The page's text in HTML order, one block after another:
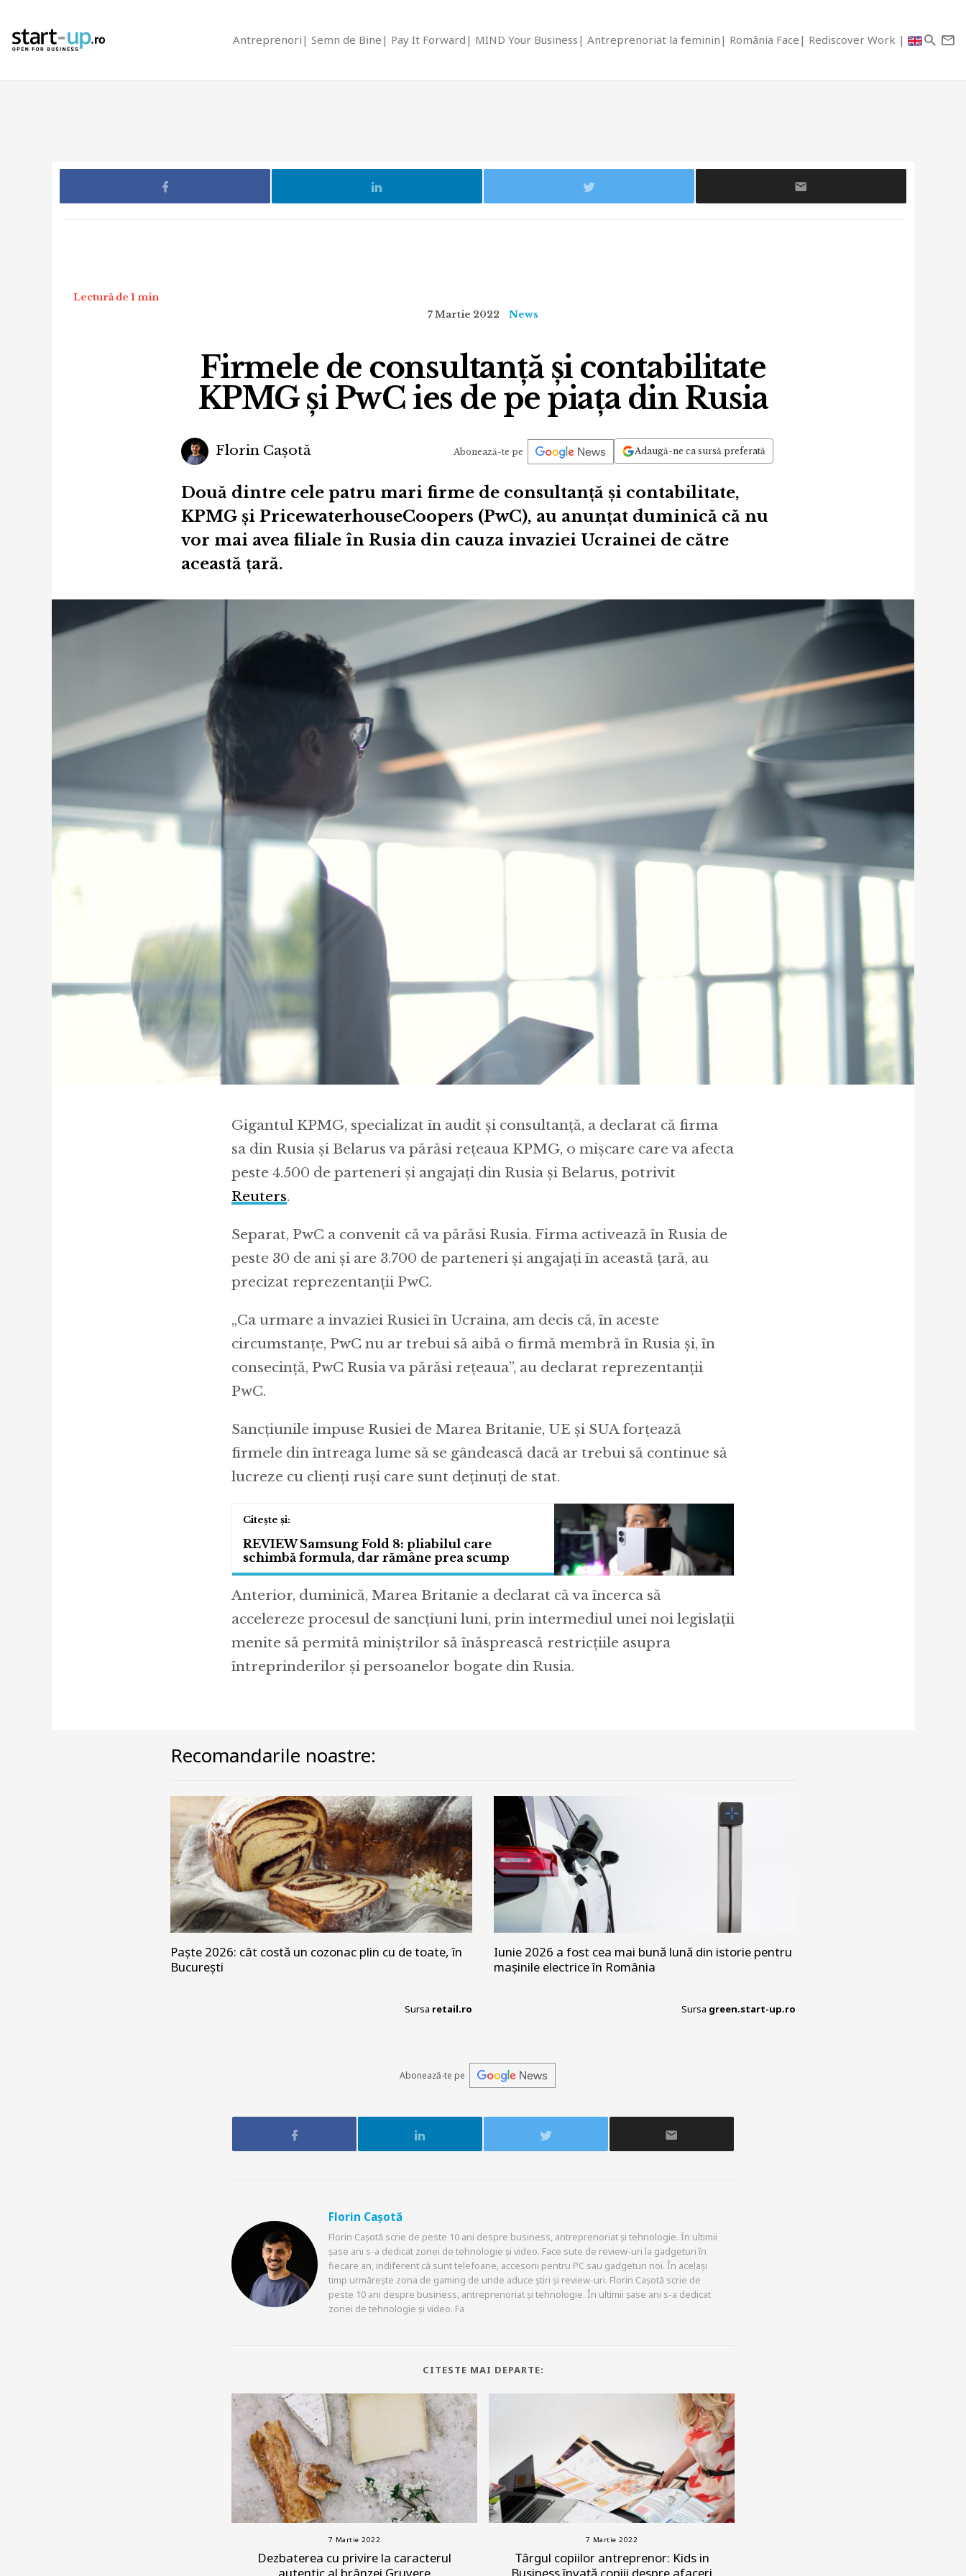
Antreprenori Semn de Bine Pay It Forward MIND Your Business Antreprenoriat la feminin România Face Rediscover Work
Lectură de 1 min
7 Martie 2022
News
Firmele de consultanță și contabilitate
KPMG și PwC ies de pe piața din Rusia
Florin Cașotă Abonează-te pe Adaugă-ne ca sursă preferată
Două dintre cele patru mari firme de consultanță și contabilitate,
KPMG și PricewaterhouseCoopers (PwC), au anunțat duminică că nu
vor mai avea filiale în Rusia din cauza invaziei Ucrainei de către
această țară.
Gigantul KPMG, specializat în audit și consultanță, a declarat că firma
sa din Rusia și Belarus va părăsi rețeaua KPMG, o mișcare care va afecta
peste 4.500 de parteneri și angajați din Rusia și Belarus, potrivit
Reuters.
Separat, PwC a convenit că va părăsi Rusia. Firma activează în Rusia de
peste 30 de ani și are 3.700 de parteneri și angajați în această țară, au
precizat reprezentanții PwC.
„Ca urmare a invaziei Rusiei în Ucraina, am decis că, în aceste
circumstanțe, PwC nu ar trebui să aibă o firmă membră în Rusia și, în
consecință, PwC Rusia va părăsi rețeaua”, au declarat reprezentanții
PwC.
Sancțiunile impuse Rusiei de Marea Britanie, UE și SUA forțează
firmele din întreaga lume să se gândească dacă ar trebui să continue să
lucreze cu clienți ruși care sunt deținuți de stat.
REVIEW Samsung Fold 8: pliabilul care
schimbă formula, dar rămâne prea scump
Anterior, duminică, Marea Britanie a declarat că va încerca să
accelereze procesul de sancțiuni luni, prin intermediul unei noi legislații
menite să permită miniștrilor să înăsprească restricțiile asupra
întreprinderilor și persoanelor bogate din Rusia.
Recomandarile noastre:
Paște 2026: cât costă un cozonac plin cu de toate, în
București
Sursa retail.ro
Iunie 2026 a fost cea mai bună lună din istorie pentru
mașinile electrice în România
Sursa green.start-up.ro
Abonează-te pe
Florin Cașotă
Florin Cașotă scrie de peste 10 ani despre business, antreprenoriat și tehnologie. În ultimii
șase ani s-a dedicat zonei de tehnologie și video. Face sute de review-uri la gadgeturi în
fiecare an, indiferent că sunt telefoane, accesorii pentru PC sau gadgeturi noi. În același
timp urmărește zona de gaming de unde aduce știri și review-uri. Florin Cașotă scrie de
peste 10 ani despre business, antreprenoriat și tehnologie. În ultimii șase ani s-a dedicat
zonei de tehnologie și video. Fa
CITESTE MAI DEPARTE:
7 Martie 2022
Dezbaterea cu privire la caracterul
autentic al brânzei Gruyere
7 Martie 2022
Târgul copiilor antreprenor: Kids in
Business învață copiii despre afaceri